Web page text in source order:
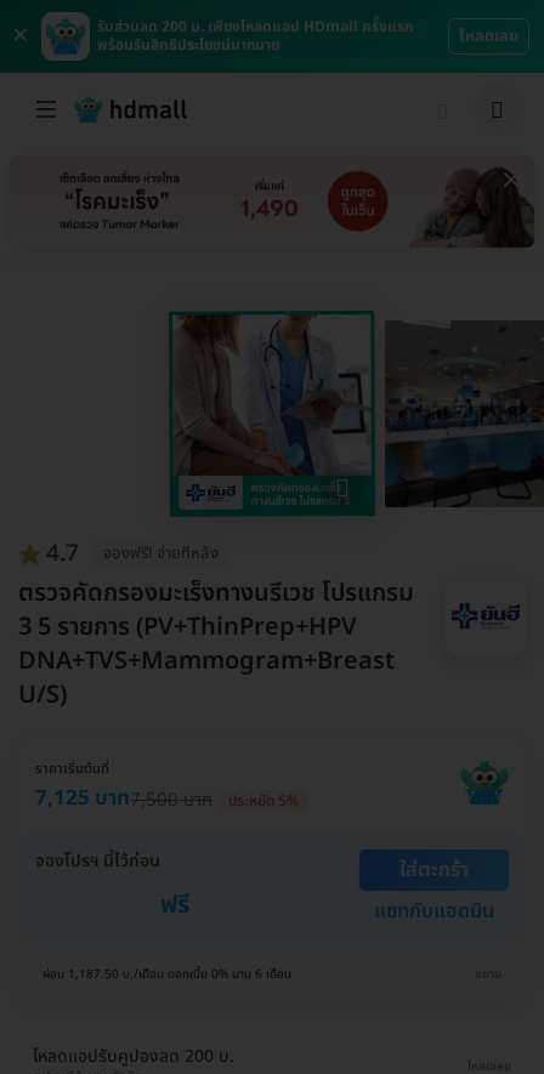
×
รับส่วนลด 200 บ. เพียงโหลดแอป HDmall ครั้งแรก
พร้อมรับสิทธิประโยชน์มากมาย
โหลดเลย
4.7 จองฟรี! จ่ายทีหลัง
ตรวจคัดกรองมะเร็งทางนรีเวช โปรแกรม
3 5 รายการ (PV+ThinPrep+HPV
DNA+TVS+Mammogram+Breast
U/S)
ราคาเริ่มต้นที่
7,125 บาท7,500 บาท ประหยัด 5%
จองโปรฯ นี้ไว้ก่อน
ฟรี
ใส่ตะกร้า
แชทกับแอดมิน
ผ่อน 1,187.50 บ./เดือน ดอกเบี้ย 0% นาน 6 เดือน ขยาย
โหลดแอปรับคูปองลด 200 บ. โหลดเลย